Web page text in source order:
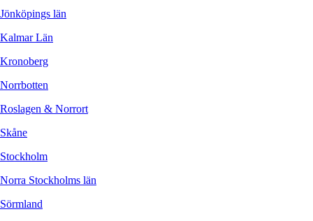
Jönköpings län
Kalmar Län
Kronoberg
Norrbotten
Roslagen & Norrort
Skåne
Stockholm
Norra Stockholms län
Sörmland